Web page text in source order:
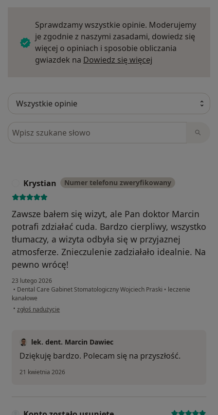
Sprawdzamy wszystkie opinie. Moderujemy
je zgodnie z naszymi zasadami, dowiedz się
więcej o opiniach i sposobie obliczania
gwiazdek na Dowiedz się więcej
Szukaj w opiniach
Krystian Numer telefonu zweryfikowany
Zawsze bałem się wizyt, ale Pan doktor Marcin
potrafi zdziałać cuda. Bardzo cierpliwy, wszystko
tłumaczy, a wizyta odbyła się w przyjaznej
atmosferze. Znieczulenie zadziałało idealnie. Na
pewno wrócę!
23 lutego 2026
• Dental Care Gabinet Stomatologiczny Wojciech Praski • leczenie
kanałowe
• w opinii użytkownika Krystian
zgłoś nadużycie
lek. dent. Marcin Dawiec
Dziękuję bardzo. Polecam się na przyszłość.
21 kwietnia 2026